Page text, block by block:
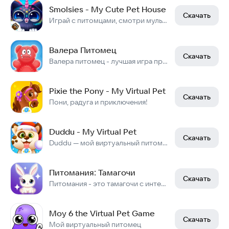
Smolsies - My Cute Pet House
Играй с питомцами, смотри мультики и получай сюрпризы
Скачать
Валера Питомец
Валера питомец - лучшая игра про медведя Валеру в жанре "виртуальный питомец".
Скачать
Pixie the Pony - My Virtual Pet
Пони, радуга и приключения!
Скачать
Duddu - My Virtual Pet
Duddu — мой виртуальный питомец
Скачать
Питомания: Тамагочи
Питомания - это тамагочи с интересными мини-играми и удобным чатом.
Скачать
Moy 6 the Virtual Pet Game
Мой виртуальный питомец
Скачать